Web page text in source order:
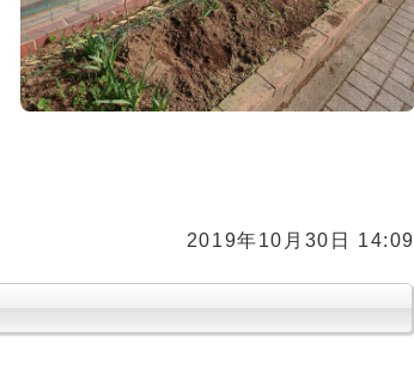
2019年10月30日 14:09